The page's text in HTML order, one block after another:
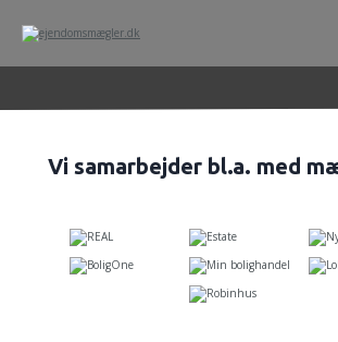
Vi samarbejder bl.a. med